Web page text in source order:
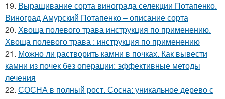
19. Выращивание сорта винограда селекции Потапенко.
Виноград Амурский Потапенко – описание сорта
20. Хвоща полевого трава инструкция по применению.
Хвоща полевого трава : инструкция по применению
21. Можно ли растворить камни в почках. Как вывести
камни из почек без операции: эффективные методы
лечения
22. СОСНА в полный рост. Сосна: уникальное дерево с